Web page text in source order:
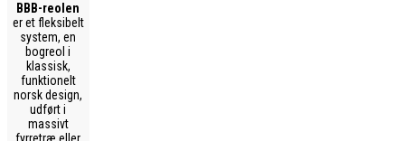
BBB-reolen
er et fleksibelt
system, en
bogreol i
klassisk,
funktionelt
norsk design,
udført i
massivt